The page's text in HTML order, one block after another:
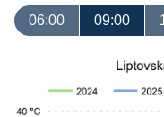
06:00 09:00